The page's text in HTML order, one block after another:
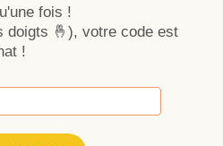
fois !
doigts 🤞), votre code est
!